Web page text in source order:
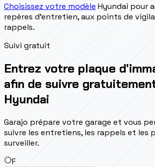
Choisissez votre modèle Hyundai pour
repères d'entretien, aux points de
rappels.
Suivi gratuit
Entrez votre plaque
afin de suivre
Hyundai
Garajo prépare votre garage et vous
suivre les entretiens, les rappels et les
surveiller.
F